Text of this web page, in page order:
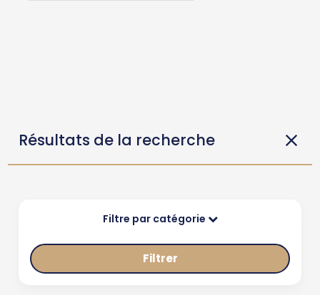
Résultats de la recherche
Filtre par catégorie
Filtrer